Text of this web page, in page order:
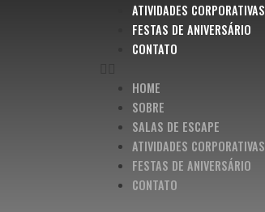
ATIVIDADES CORPORATIVAS
FESTAS DE ANIVERSÁRIO
CONTATO
HOME
SOBRE
SALAS DE ESCAPE
ATIVIDADES CORPORATIVAS
FESTAS DE ANIVERSÁRIO
CONTATO